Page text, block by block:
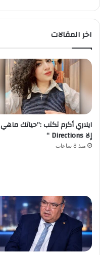
اخر المقالات
ايلاري أكرم تكتب :”حياتك ماهي
إلا Directions “
منذ 8 ساعات